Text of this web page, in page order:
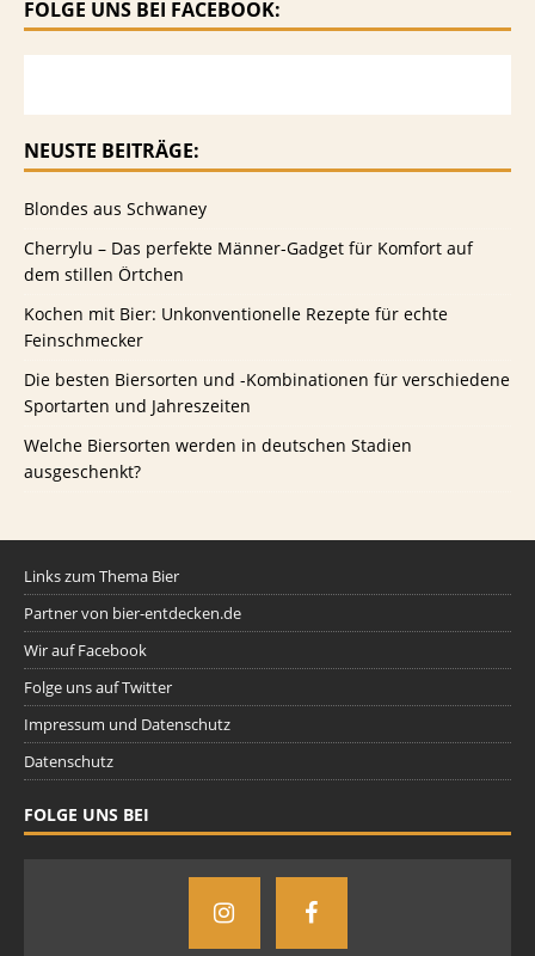
FOLGE UNS BEI FACEBOOK:
NEUSTE BEITRÄGE:
Blondes aus Schwaney
Cherrylu – Das perfekte Männer-Gadget für Komfort auf
dem stillen Örtchen
Kochen mit Bier: Unkonventionelle Rezepte für echte
Feinschmecker
Die besten Biersorten und -Kombinationen für verschiedene
Sportarten und Jahreszeiten
Welche Biersorten werden in deutschen Stadien
ausgeschenkt?
Links zum Thema Bier
Partner von bier-entdecken.de
Wir auf Facebook
Folge uns auf Twitter
Impressum und Datenschutz
Datenschutz
FOLGE UNS BEI